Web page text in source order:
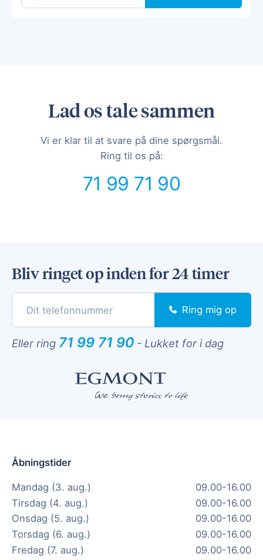
Lad os tale sammen
Vi er klar til at svare på dine spørgsmål.
Ring til os på:
71 99 71 90
Bliv ringet op inden for 24 timer
Ring mig op
Eller ring 71 99 71 90 - Lukket for i dag
Åbningstider
Mandag (3. aug.)
09.00-16.00
Tirsdag (4. aug.)
09.00-16.00
Onsdag (5. aug.)
09.00-16.00
Torsdag (6. aug.)
09.00-16.00
Fredag (7. aug.)
09.00-16.00